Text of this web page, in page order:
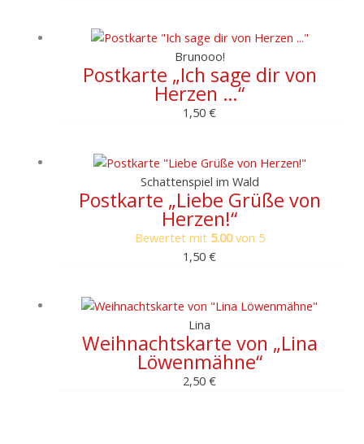
Brunooo!
Postkarte „Ich sage dir von
Herzen …“
1,50€
Schattenspiel im Wald
Postkarte „Liebe Grüße von
Herzen!“
Bewertet mit 5.00von 5
1,50€
Lina
Weihnachtskarte von „Lina
Löwenmähne“
2,50€